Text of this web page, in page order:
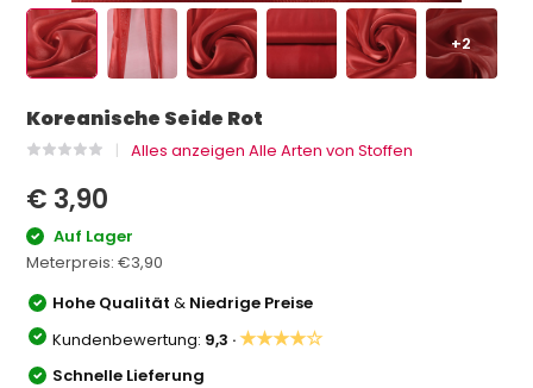
+2
Koreanische Seide Rot
Alles anzeigen Alle Arten von Stoffen
€ 3,90
Auf Lager
Meterpreis:€3,90
Hohe Qualität& Niedrige Preise
Kundenbewertung: 9,3 ·★★★★☆
Schnelle Lieferung